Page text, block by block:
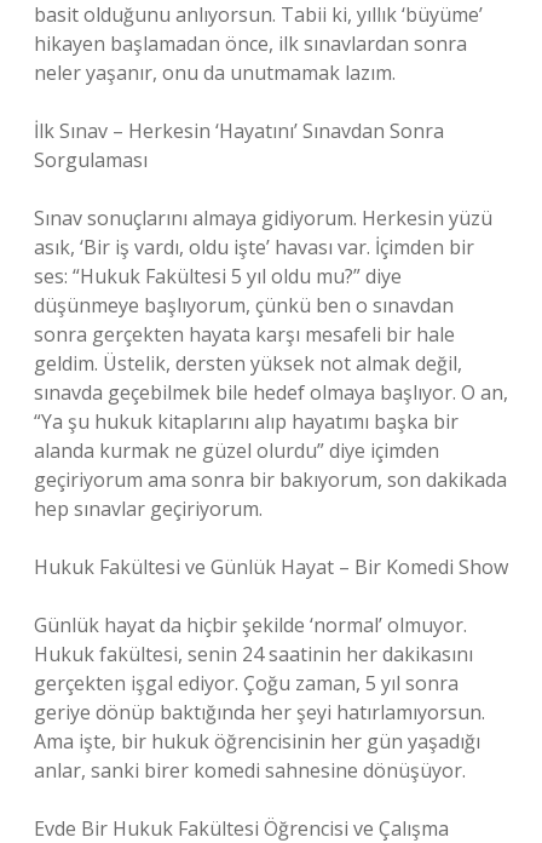
basit olduğunu anlıyorsun. Tabii ki, yıllık ‘büyüme’
hikayen başlamadan önce, ilk sınavlardan sonra
neler yaşanır, onu da unutmamak lazım.
İlk Sınav – Herkesin ‘Hayatını’ Sınavdan Sonra
Sorgulaması
Sınav sonuçlarını almaya gidiyorum. Herkesin yüzü
asık, ‘Bir iş vardı, oldu işte’ havası var. İçimden bir
ses: “Hukuk Fakültesi 5 yıl oldu mu?” diye
düşünmeye başlıyorum, çünkü ben o sınavdan
sonra gerçekten hayata karşı mesafeli bir hale
geldim. Üstelik, dersten yüksek not almak değil,
sınavda geçebilmek bile hedef olmaya başlıyor. O an,
“Ya şu hukuk kitaplarını alıp hayatımı başka bir
alanda kurmak ne güzel olurdu” diye içimden
geçiriyorum ama sonra bir bakıyorum, son dakikada
hep sınavlar geçiriyorum.
Hukuk Fakültesi ve Günlük Hayat – Bir Komedi Show
Günlük hayat da hiçbir şekilde ‘normal’ olmuyor.
Hukuk fakültesi, senin 24 saatinin her dakikasını
gerçekten işgal ediyor. Çoğu zaman, 5 yıl sonra
geriye dönüp baktığında her şeyi hatırlamıyorsun.
Ama işte, bir hukuk öğrencisinin her gün yaşadığı
anlar, sanki birer komedi sahnesine dönüşüyor.
Evde Bir Hukuk Fakültesi Öğrencisi ve Çalışma